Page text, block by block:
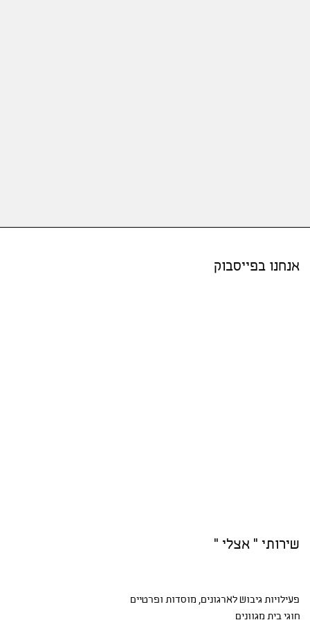
אנחנו בפייסבוק
שירותי " אצלי "
פעילויות גיבושלארגונים, מוסדות ופרטיים
חוגי בית מגוונים